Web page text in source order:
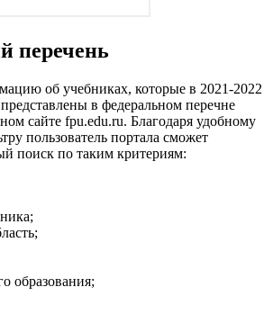
перечень
об учебниках, которые в 2021-2022
в федеральном перечне
сайте fpu.edu.ru. Благодаря удобному
пользователь портала сможет
поиск по таким критериям:
образования;